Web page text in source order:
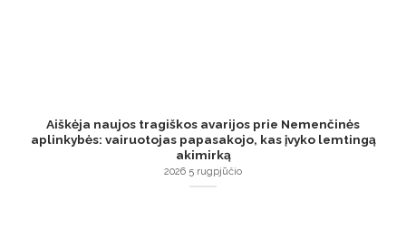
Aiškėja naujos tragiškos avarijos prie Nemenčinės
aplinkybės: vairuotojas papasakojo, kas įvyko lemtingą
akimirką
2026 5 rugpjūčio